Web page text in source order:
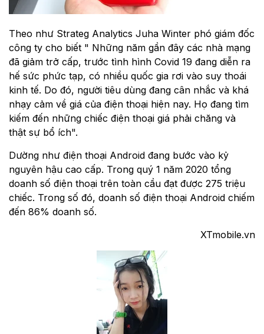
Theo như Strateg Analytics Juha Winter phó giám đốc
công ty cho biết " Những năm gần đây các nhà mạng
đã giảm trở cấp, trước tình hình Covid 19 đang diễn ra
hế sức phức tạp, có nhiều quốc gia rơi vào suy thoái
kinh tế. Do đó, người tiêu dùng đang cân nhắc và khá
nhạy cảm về giá của điện thoại hiện nay. Họ đang tìm
kiếm đến những chiếc điện thoại giá phải chăng và
thật sự bổ ích".
Dường như điện thoại Android đang bước vào kỷ
nguyên hậu cao cấp. Trong quý 1 năm 2020 tổng
doanh số điện thoại trên toàn cầu đạt được 275 triệu
chiếc. Trong số đó, doanh số điện thoại Android chiếm
đến 86% doanh số.
XTmobile.vn